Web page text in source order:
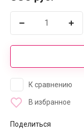
К сравнению
В избранное
Поделиться